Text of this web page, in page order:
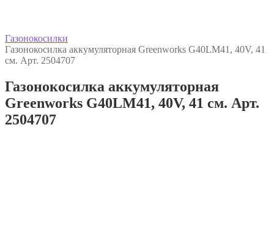
Газонокосилки
Газонокосилка аккумуляторная Greenworks G40LM41, 40V, 41
см. Арт. 2504707
Газонокосилка аккумуляторная
Greenworks G40LM41, 40V, 41 см. Арт.
2504707